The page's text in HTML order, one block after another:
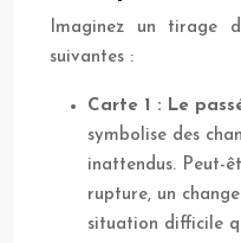
Imaginez un tirage
suivantes :
Carte 1 : Le
symbolise des
inattendus. Peut-
rupture, un
situation difficile